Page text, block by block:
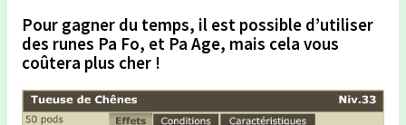
Pour gagner du temps, il est possible d’utiliser
des runes Pa Fo, et Pa Age, mais cela vous
coûtera plus cher !